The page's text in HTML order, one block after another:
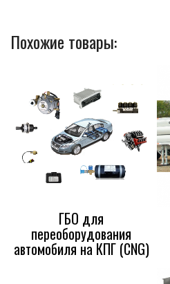
Похожие товары:
ГБО для
переоборудования
автомобиля на КПГ (CNG)